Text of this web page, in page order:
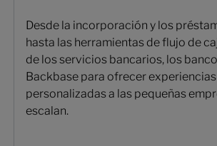
Desde la incorporación y los
hasta las herramientas de flujo de
de los servicios bancarios, los
Backbase para ofrecer experiencias
personalizadas a las pequeñas
escalan.